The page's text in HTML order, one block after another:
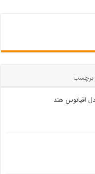
برچسب
اقیانوس هند